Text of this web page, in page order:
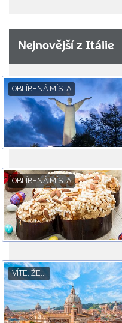
Nejnovější z Itálie
OBLÍBENÁ MÍSTA
OBLÍBENÁ MÍSTA
VÍTE, ŽE...